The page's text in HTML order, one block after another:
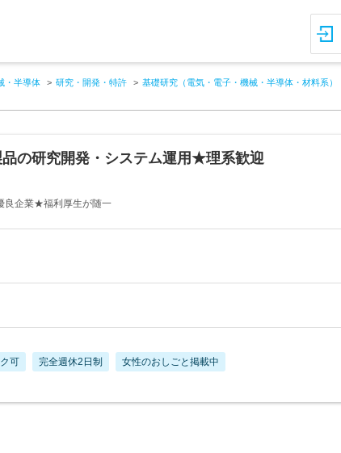
・半導体 研究・開発・特許 基礎研究（電気・電子・機械・半導体・材料系）
の研究開発・システム運用★理系歓迎
良企業★福利厚生が随一
可 完全週休2日制 女性のおしごと掲載中